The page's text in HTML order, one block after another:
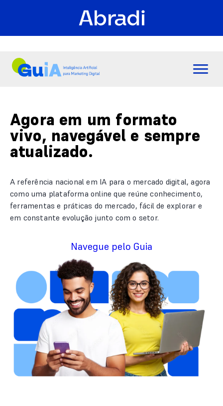
Agora em um formato
vivo, navegável e sempre
atualizado.
A referência nacional em IA para o mercado digital, agora
como uma plataforma online que reúne conhecimento,
ferramentas e práticas do mercado, fácil de explorar e
em constante evolução junto com o setor.
Navegue pelo Guia